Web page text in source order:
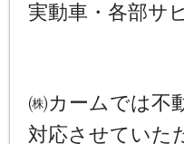
実動車・各部サ
㈱カームでは不
対応させていた